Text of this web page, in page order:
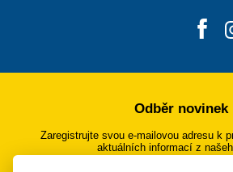
Odběr novinek
Zaregistrujte svou e-mailovou adresu k
aktuálních informací z